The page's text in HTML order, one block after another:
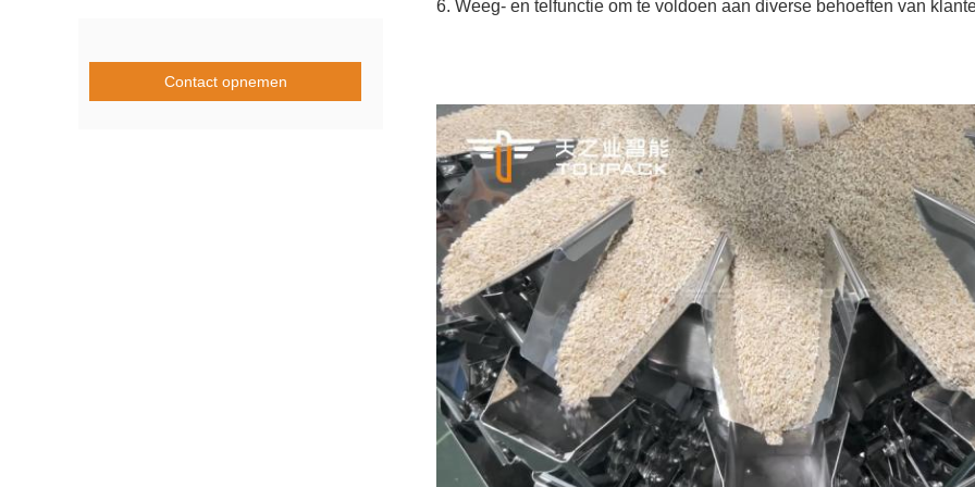
Contact opnemen
6. Weeg- en telfunctie om te voldoen aan diverse behoeften van